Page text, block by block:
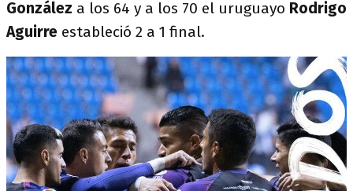
González a los 64 y a los 70 el uruguayo Rodrigo
Aguirre estableció 2 a 1 final.